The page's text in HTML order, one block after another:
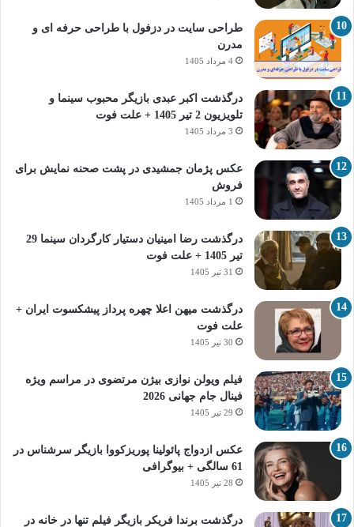
طراحی سایت در دزفول با طراحی حرفه‌ ای و
مدرن
4 مرداد 1405
درگذشت اکبر عبدی بازیگر محبوب سینما و
تلویزیون 2 تیر 1405 + علت فوت
3 مرداد 1405
عکس پژمان جمشیدی در پشت صحنه نمایش برای
فروش
1 مرداد 1405
درگذشت رضا امینیان دستیار کارگردان سینما 29
تیر 1405 + علت فوت
31 تیر 1405
درگذشت میهن اعلا چهره پرداز پیشکسوت ایران +
علت فوت
30 تیر 1405
فیلم ویولن نوازی بیژن مرتضوی در مراسم ویژه
فینال جام جهانی 2026
29 تیر 1405
عکس ازدواج پائولینا پوریزکووا بازیگر سرشناس در
61 سالگی + بیوگرافی
28 تیر 1405
درگذشت برندا فریکر بازیگر فیلم تنها در خانه در